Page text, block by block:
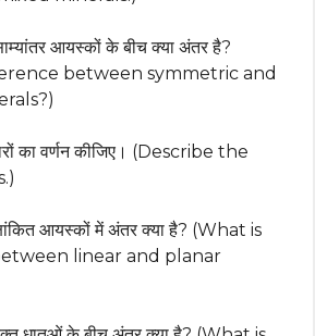
आयस्कों के बीच क्या अंतर है?
between symmetric and
का वर्णन कीजिए। (Describe the
आयस्कों में अंतर क्या है? (What is
linear and planar